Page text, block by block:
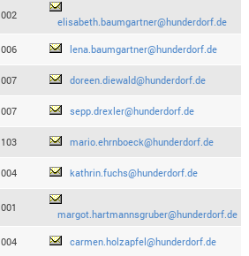
002
elisabeth.baumgartner@hunderdorf.de
006 lena.baumgartner@hunderdorf.de
007 doreen.diewald@hunderdorf.de
007 sepp.drexler@hunderdorf.de
103 mario.ehrnboeck@hunderdorf.de
004 kathrin.fuchs@hunderdorf.de
001
margot.hartmannsgruber@hunderdorf.de
004 carmen.holzapfel@hunderdorf.de